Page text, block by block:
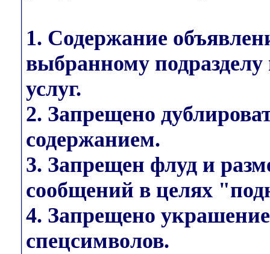
1. Содержание
выбранному
услуг.
2. Запрещено
содержанием.
3. Запрещен флуд и
сообщений в целях
4. Запрещено
спецсимволов.